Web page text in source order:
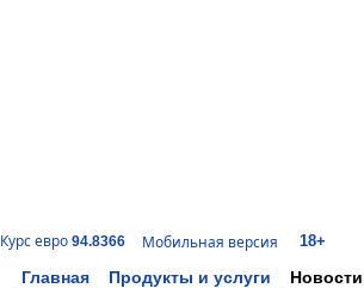
Курс евро 94.8366 Мобильная версия 18+
Главная Продукты и услуги Новости